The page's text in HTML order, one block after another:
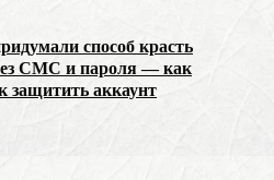
способ красть
СМС и пароля — как
защитить аккаунт